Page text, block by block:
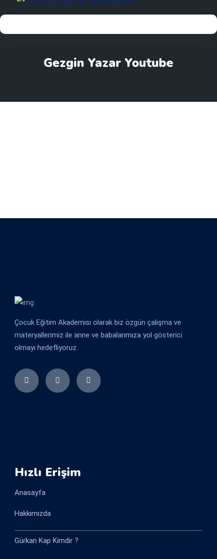
Gezgin Yazar Youtube
Çocuk Eğitim Akademisi olarak biz özgün çalışma ve
materyallerimiz ile anne ve babalarımıza yol gösterici
olmayı hedefliyoruz.
Hızlı Erişim
Anasayfa
Hakkımızda
Gürkan Kap Kimdir ?